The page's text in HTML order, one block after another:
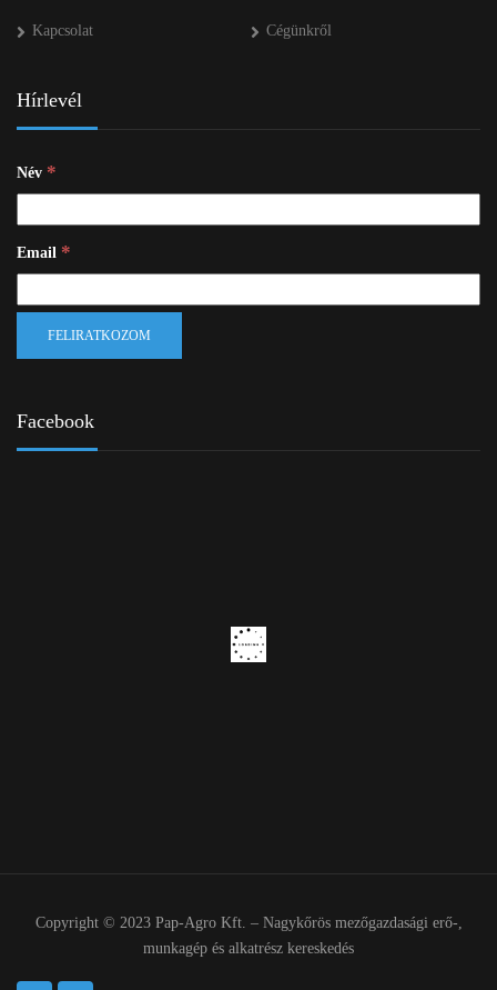
Kapcsolat Cégünkről
Hírlevél
Név *
Email *
Facebook
Copyright © 2023 Pap-Agro Kft. – Nagykőrös mezőgazdasági erő-,
munkagép és alkatrész kereskedés